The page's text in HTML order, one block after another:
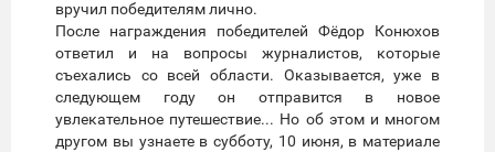
вручил победителям лично.
После награждения победителей Фёдор Конюхов
ответил и на вопросы журналистов, которые
съехались со всей области. Оказывается, уже в
следующем году он отправится в новое
увлекательное путешествие... Но об этом и многом
другом вы узнаете в субботу, 10 июня, в материале